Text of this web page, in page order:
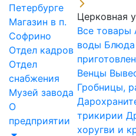
Петербурге
Магазин в п.
Софрино
Отдел кадров
Отдел
снабжения
Музей завода
О
предприятии
Церковная
Все товары
воды
Венцы
Гробницы,
трикирии
хоругви и